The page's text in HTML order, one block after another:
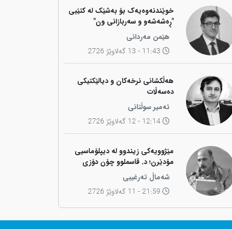
خوێندنەوەیەک بۆ بەشێک لە کتێبی
"ڕەشەشەو و سەربازانی ون"
هێمن مەردانی
11:43 - 13 گەلاوێژ 2726
هەڵکشانی نرخەکان و دیالێکتیکی
دەسەڵات
ئەمیر سوڵتانی
12:14 - 12 گەلاوێژ 2726
مێژوویەکی زیندوو لە دیپلۆماسیی
مۆدێرن؛ د. قاسملوو چۆن دۆزی
کوردی لە شاخەوە گواستەوە بۆ
ناوەندە بڕیاردەرەکانی جیهان؟
شەماڵ تەرغیبی
21:59 - 11 گەلاوێژ 2726